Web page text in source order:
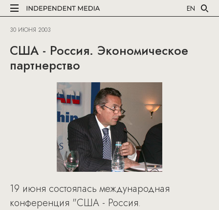
EN
30 ИЮНЯ 2003
США - Россия. Экономическое
партнерство
19 июня состоялась международная
конференция "США - Россия.